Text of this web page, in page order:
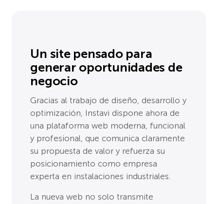
Un site pensado para
generar oportunidades de
negocio
Gracias al trabajo de diseño, desarrollo y
optimización, Instavi dispone ahora de
una plataforma web moderna, funcional
y profesional, que comunica claramente
su propuesta de valor y refuerza su
posicionamiento como empresa
experta en instalaciones industriales.
La nueva web no solo transmite